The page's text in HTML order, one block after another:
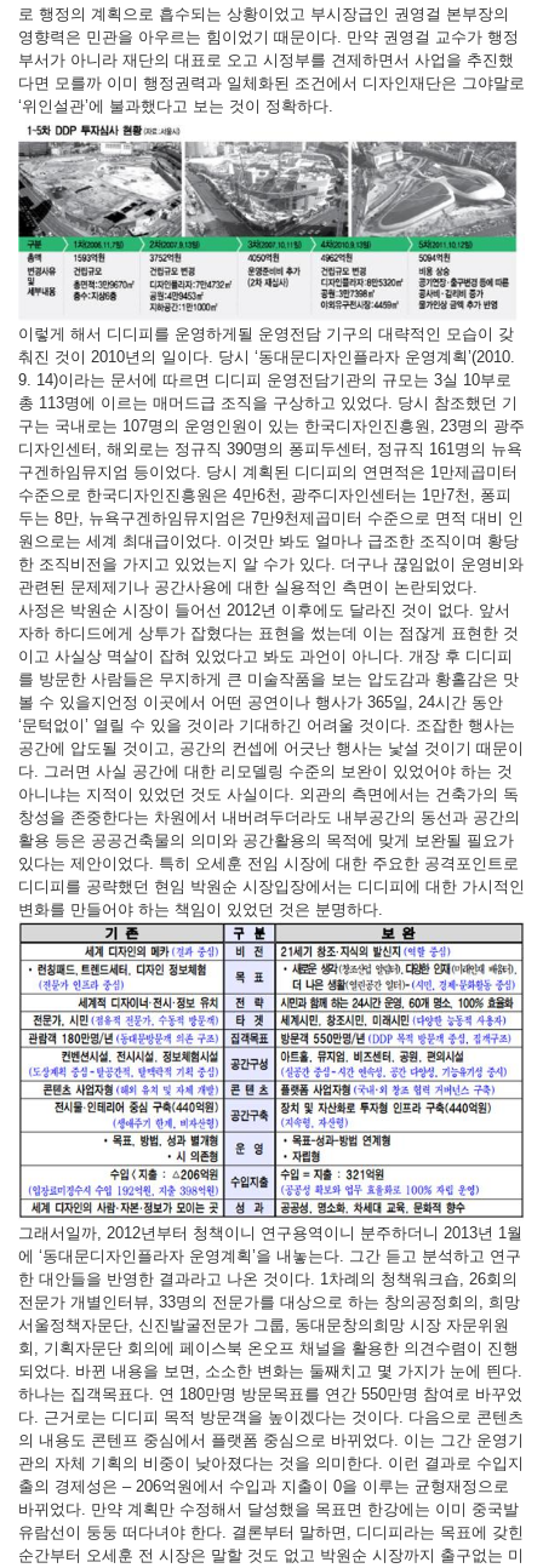
로 행정의 계획으로 흡수되는 상황이었고 부시장급인 권영걸 본부장의
영향력은 민관을 아우르는 힘이었기 때문이다. 만약 권영걸 교수가 행정
부서가 아니라 재단의 대표로 오고 시정부를 견제하면서 사업을 추진했
다면 모를까 이미 행정권력과 일체화된 조건에서 디자인재단은 그야말로
‘위인설관’에 불과했다고 보는 것이 정확하다.
이렇게 해서 디디피를 운영하게될 운영전담 기구의 대략적인 모습이 갖
춰진 것이 2010년의 일이다. 당시 ‘동대문디자인플라자 운영계획’(2010.
9. 14)이라는 문서에 따르면 디디피 운영전담기관의 규모는 3실 10부로
총 113명에 이르는 매머드급 조직을 구상하고 있었다. 당시 참조했던 기
구는 국내로는 107명의 운영인원이 있는 한국디자인진흥원, 23명의 광주
디자인센터, 해외로는 정규직 390명의 퐁피두센터, 정규직 161명의 뉴욕
구겐하임뮤지엄 등이었다. 당시 계획된 디디피의 연면적은 1만제곱미터
수준으로 한국디자인진흥원은 4만6천, 광주디자인센터는 1만7천, 퐁피
두는 8만, 뉴욕구겐하임뮤지엄은 7만9천제곱미터 수준으로 면적 대비 인
원으로는 세계 최대급이었다. 이것만 봐도 얼마나 급조한 조직이며 황당
한 조직비전을 가지고 있었는지 알 수가 있다. 더구나 끊임없이 운영비와
관련된 문제제기나 공간사용에 대한 실용적인 측면이 논란되었다.
사정은 박원순 시장이 들어선 2012년 이후에도 달라진 것이 없다. 앞서
자하 하디드에게 상투가 잡혔다는 표현을 썼는데 이는 점잖게 표현한 것
이고 사실상 멱살이 잡혀 있었다고 봐도 과언이 아니다. 개장 후 디디피
를 방문한 사람들은 무지하게 큰 미술작품을 보는 압도감과 황홀감은 맛
볼 수 있을지언정 이곳에서 어떤 공연이나 행사가 365일, 24시간 동안
‘문턱없이’ 열릴 수 있을 것이라 기대하긴 어려울 것이다. 조잡한 행사는
공간에 압도될 것이고, 공간의 컨셉에 어긋난 행사는 낯설 것이기 때문이
다. 그러면 사실 공간에 대한 리모델링 수준의 보완이 있었어야 하는 것
아니냐는 지적이 있었던 것도 사실이다. 외관의 측면에서는 건축가의 독
창성을 존중한다는 차원에서 내버려두더라도 내부공간의 동선과 공간의
활용 등은 공공건축물의 의미와 공간활용의 목적에 맞게 보완될 필요가
있다는 제안이었다. 특히 오세훈 전임 시장에 대한 주요한 공격포인트로
디디피를 공략했던 현임 박원순 시장입장에서는 디디피에 대한 가시적인
변화를 만들어야 하는 책임이 있었던 것은 분명하다.
그래서일까, 2012년부터 청책이니 연구용역이니 분주하더니 2013년 1월
에 ‘동대문디자인플라자 운영계획’을 내놓는다. 그간 듣고 분석하고 연구
한 대안들을 반영한 결과라고 나온 것이다. 1차례의 청책워크숍, 26회의
전문가 개별인터뷰, 33명의 전문가를 대상으로 하는 창의공정회의, 희망
서울정책자문단, 신진발굴전문가 그룹, 동대문창의희망 시장 자문위원
회, 기획자문단 회의에 페이스북 온오프 채널을 활용한 의견수렴이 진행
되었다. 바뀐 내용을 보면, 소소한 변화는 둘째치고 몇 가지가 눈에 띈다.
하나는 집객목표다. 연 180만명 방문목표를 연간 550만명 참여로 바꾸었
다. 근거로는 디디피 목적 방문객을 높이겠다는 것이다. 다음으로 콘텐츠
의 내용도 콘텐프 중심에서 플랫폼 중심으로 바뀌었다. 이는 그간 운영기
관의 자체 기획의 비중이 낮아졌다는 것을 의미한다. 이런 결과로 수입지
출의 경제성은 – 206억원에서 수입과 지출이 0을 이루는 균형재정으로
바뀌었다. 만약 계획만 수정해서 달성했을 목표면 한강에는 이미 중국발
유람선이 둥둥 떠다녀야 한다. 결론부터 말하면, 디디피라는 목표에 갖힌
순간부터 오세훈 전 시장은 말할 것도 없고 박원순 시장까지 출구없는 미